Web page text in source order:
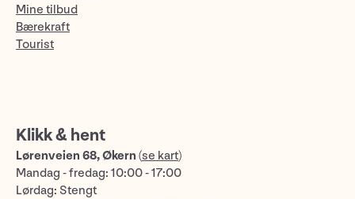
Mine tilbud
Bærekraft
Tourist
Klikk & hent
Lørenveien 68, Økern (se kart)
Mandag - fredag: 10:00 - 17:00
Lørdag: Stengt